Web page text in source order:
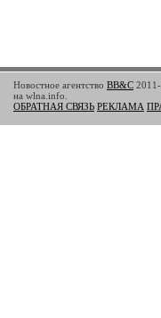
Новостное агентство BB&C
на wlna.info.
ОБРАТНАЯ СВЯЗЬ РЕКЛАМА